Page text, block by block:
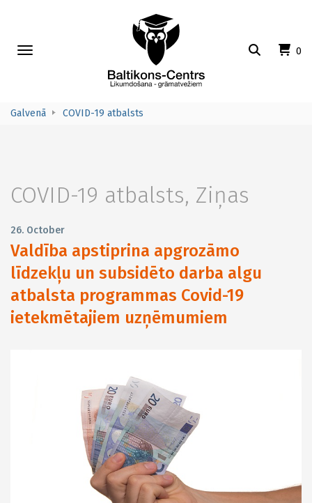
0
Toggle
Galvenā COVID-19 atbalsts
COVID-19 atbalsts, Ziņas
26. October
Valdība apstiprina apgrozāmo
līdzekļu un subsidēto darba algu
atbalsta programmas Covid-19
ietekmētajiem uzņēmumiem